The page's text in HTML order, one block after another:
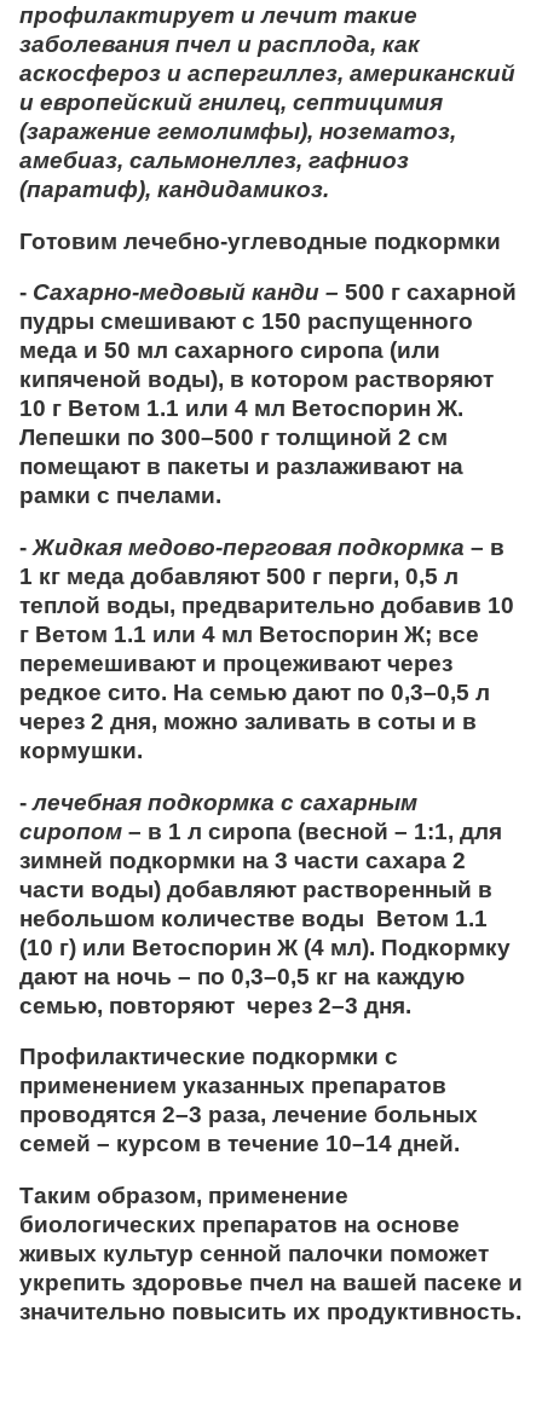
профилактирует и лечит такие
заболевания пчел и расплода, как
аскосфероз и аспергиллез, американский
и европейский гнилец, септицимия
(заражение гемолимфы), нозематоз,
амебиаз, сальмонеллез, гафниоз
(паратиф), кандидамикоз.
Готовим лечебно-углеводные подкормки
- Сахарно-медовый канди – 500 г сахарной
пудры смешивают с 150 распущенного
меда и 50 мл сахарного сиропа (или
кипяченой воды), в котором растворяют
10 г Ветом 1.1 или 4 мл Ветоспорин Ж.
Лепешки по 300–500 г толщиной 2 см
помещают в пакеты и разлаживают на
рамки с пчелами.
- Жидкая медово-перговая подкормка – в
1 кг меда добавляют 500 г перги, 0,5 л
теплой воды, предварительно добавив 10
г Ветом 1.1 или 4 мл Ветоспорин Ж; все
перемешивают и процеживают через
редкое сито. На семью дают по 0,3–0,5 л
через 2 дня, можно заливать в соты и в
кормушки.
-лечебная подкормка с сахарным
сиропом – в 1 л сиропа (весной – 1:1, для
зимней подкормки на 3 части сахара 2
части воды) добавляют растворенный в
небольшом количестве воды Ветом 1.1
(10 г) или Ветоспорин Ж (4 мл). Подкормку
дают на ночь – по 0,3–0,5 кг на каждую
семью, повторяют через 2–3 дня.
Профилактические подкормки с
применением указанных препаратов
проводятся 2–3 раза, лечение больных
семей – курсом в течение 10–14 дней.
Таким образом, применение
биологических препаратов на основе
живых культур сенной палочки поможет
укрепить здоровье пчел на вашей пасеке и
значительно повысить их продуктивность.